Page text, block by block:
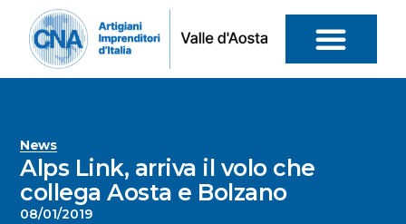
News
Alps Link, arriva il volo che
collega Aosta e Bolzano
08/01/2019